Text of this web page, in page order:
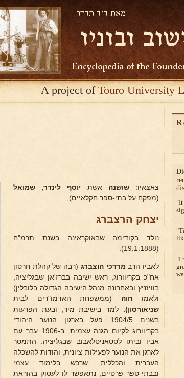
A project ofTouro University
צאצאיו:שושנה אשת יוסף לינדר, שמואל
(מפקח על בתי-ספר חקלאיים),
יצחק הרצברג
נולד בקודימה שבאוקראינה בשנת תרמ"ח
(19.1.1888).
לאביו הרבמרדכי הוצברג (רבה של קהלת חרסון
אח"כ בקריוורוג, ראש ישיבה בברז'אן שבגליציה,
בוויזניץ ובאחרונה מנהל הישיבה הגדולה בלובלין)
ולאמו חוה (ממשפחת האדמו"רים לבית
שניאורסון). למד בישיבת מיר, ובעת הפרעות
בשנים 1904/5 פעל בארגון הנוער היהודי
בקריוורוג לקיום הגנה עצמית. ב-1906 עבר עם
אביו וביתו לסטאניסלאבוב שבגליציה. התמסר
לארגן את הנוער לפעילות ציונית, והודות להשכלה
העברית והכללית, שרכש בלימוד עצמי
ובבתי-ספר פרטיים, נתאפשר לו לעסוק בהוראת
It
I